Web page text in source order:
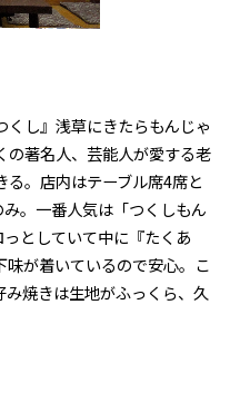
し』浅草にきたらもんじゃ
の著名人、芸能人が愛する老
。店内はテーブル席4席と
。一番人気は「つくしもん
としていて中に『たくあ
が着いているので安心。こ
焼きは生地がふっくら、久